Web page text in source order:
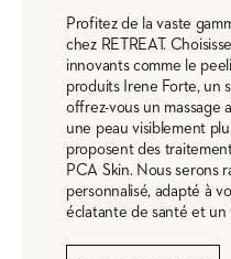
Profitez de la vaste
chez RETREAT.
innovants comme le
produits Irene Forte, un
offrez-vous un massage
une peau visiblement
proposent des
PCA Skin. Nous serons
personnalisé, adapté à
éclatante de santé et un